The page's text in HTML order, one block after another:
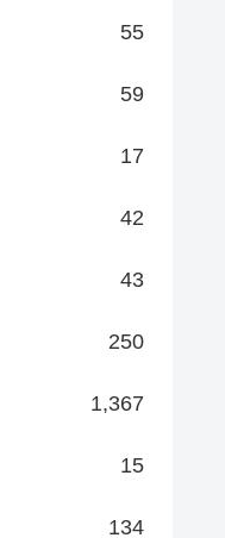
55
59
17
42
43
250
1,367
15
134